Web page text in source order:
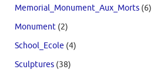
Memorial_Monument_Aux_Morts (6)
Monument (2)
School_Ecole (4)
Sculptures (38)